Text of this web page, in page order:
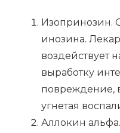
Изопринозин.
инозина.
воздействует
выработку
повреждение,
угнетая
Аллокин